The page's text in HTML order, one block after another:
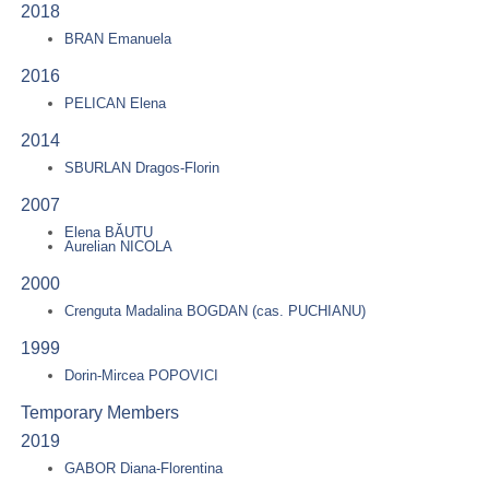
2018
BRAN Emanuela
2016
PELICAN Elena
2014
SBURLAN Dragos-Florin
2007
Elena BĂUTU
Aurelian NICOLA
2000
Crenguta Madalina BOGDAN (cas. PUCHIANU)
1999
Dorin-Mircea POPOVICI
Temporary Members
2019
GABOR Diana-Florentina